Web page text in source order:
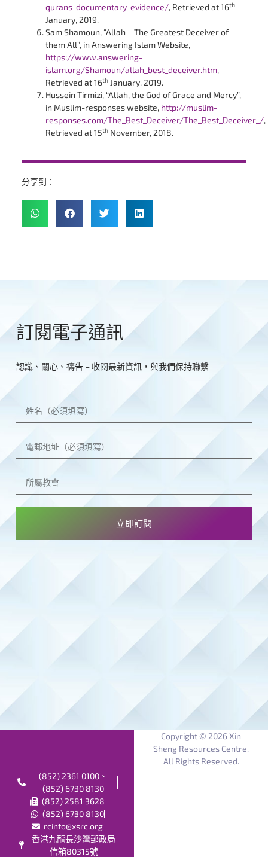
qurans-documentary-evidence/, Retrieved at 16th
January, 2019.
Sam Shamoun, “Allah – The Greatest Deceiver of
them All”, in Answering Islam Website,
https://www.answering-
islam.org/Shamoun/allah_best_deceiver.htm,
Retrieved at 16thJanuary, 2019.
Hussein Tirmizi, “Allah, the God of Grace and Mercy”,
in Muslim-responses website, http://muslim-
responses.com/The_Best_Deceiver/The_Best_Deceiver_/,
Retrieved at 15thNovember, 2018.
分享到：
訂閱電子通訊
認識、關心、禱告 – 收閱最新資訊，與我們保持聯繫
立即訂閱
Copyright © 2026 Xin
Sheng Resources Centre.
All Rights Reserved.
(852) 2361 0100、
(852) 6730 8130
(852) 2581 3628
(852) 6730 8130
rcinfo@xsrc.org
香港九龍長沙灣郵政局
信箱80315號